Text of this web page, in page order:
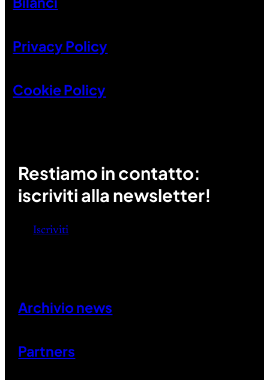
Privacy Policy
Cookie Policy
Restiamo in contatto:
iscriviti alla newsletter!
Iscriviti
Archivio news
Partners